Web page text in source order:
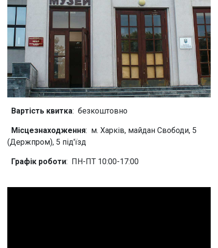
Вартість квитка: безкоштовно
Місцезнаходження: м. Харків, майдан Свободи, 5
(Держпром), 5 під'їзд
Графік роботи: ПН-ПТ 10:00-17:00